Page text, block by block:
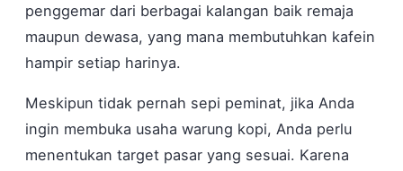
penggemar dari berbagai kalangan baik remaja
maupun dewasa, yang mana membutuhkan kafein
hampir setiap harinya.
Meskipun tidak pernah sepi peminat, jika Anda
ingin membuka usaha warung kopi, Anda perlu
menentukan target pasar yang sesuai. Karena